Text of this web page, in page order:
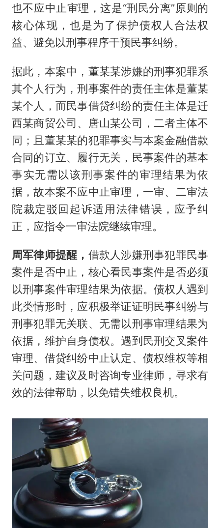
也不应中止审理，这是“刑民分离”原则的
核心体现，也是为了保护债权人合法权
益、避免以刑事程序干预民事纠纷。
据此，本案中，董某某涉嫌的刑事犯罪系
其个人行为，刑事案件的责任主体是董某
某个人，而民事借贷纠纷的责任主体是迁
西某商贸公司、唐山某公司，二者主体不
同；且董某某的犯罪事实与本案金融借款
合同的订立、履行无关，民事案件的基本
事实无需以该刑事案件的审理结果为依
据，故本案不应中止审理，一审、二审法
院裁定驳回起诉适用法律错误，应予纠
正，应指令一审法院继续审理。
周军律师提醒， 借款人涉嫌刑事犯罪民事
案件是否中止，核心看民事案件是否必须
以刑事案件审理结果为依据。债权人遇到
此类情形时，应积极举证证明民事纠纷与
刑事犯罪无关联、无需以刑事审理结果为
依据，维护自身债权。遇到民刑交叉案件
审理、借贷纠纷中止认定、债权维权等相
关问题，建议及时咨询专业律师，寻求有
效的法律帮助，以免错失维权良机。